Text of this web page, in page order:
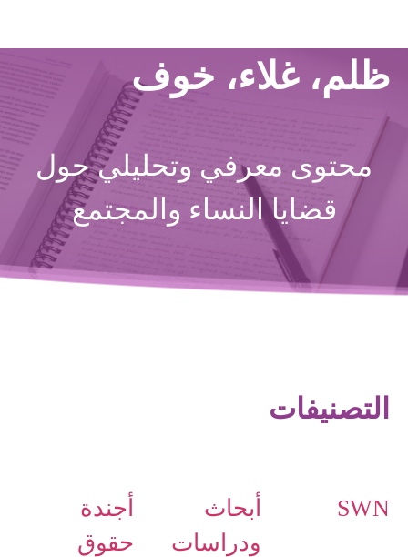
ظلم، غلاء، خوف
محتوى معرفي وتحليلي حول
قضايا النساء والمجتمع
التصنيفات
SWN
أبحاث
ودراسات
أجندة
حقوق